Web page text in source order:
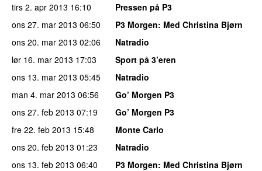
tirs 2. apr 2013 16:10
Pressen på P3
ons 27. mar 2013 06:50 P3 Morgen: Med Christina Bjørn
ons 20. mar 2013 02:06
Natradio
lør 16. mar 2013 17:03
Sport på 3’eren
ons 13. mar 2013 05:45
Natradio
man 4. mar 2013 06:56
Go’ Morgen P3
ons 27. feb 2013 07:19
Go’ Morgen P3
fre 22. feb 2013 15:48
Monte Carlo
ons 20. feb 2013 01:23
Natradio
ons 13. feb 2013 06:40 P3 Morgen: Med Christina Bjørn